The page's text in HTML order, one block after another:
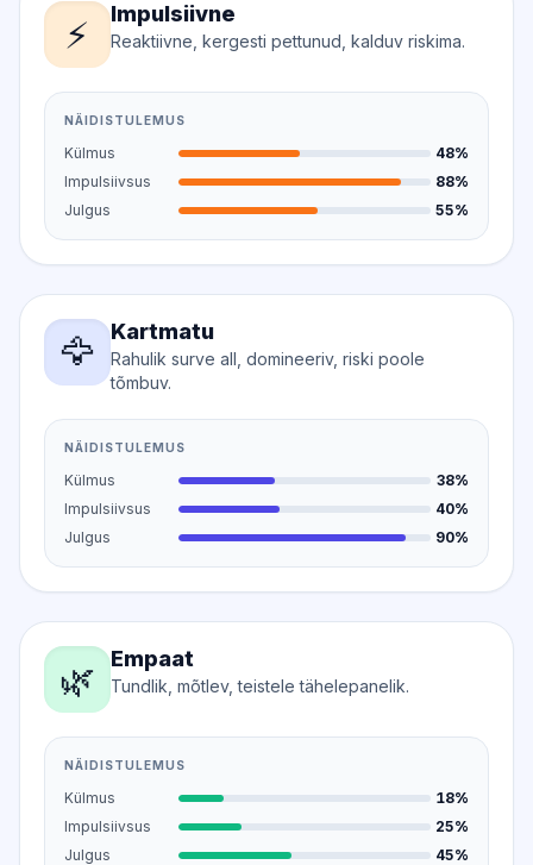
⚡ Impulsiivne
Reaktiivne, kergesti pettunud, kalduv riskima.
NÄIDISTULEMUS
Külmus
48%
Impulsiivsus
88%
Julgus
55%
🦅 Kartmatu
Rahulik surve all, domineeriv, riski poole
tõmbuv.
NÄIDISTULEMUS
Külmus
38%
Impulsiivsus
40%
Julgus
90%
🌿 Empaat
Tundlik, mõtlev, teistele tähelepanelik.
NÄIDISTULEMUS
Külmus
18%
Impulsiivsus
25%
Julgus
45%